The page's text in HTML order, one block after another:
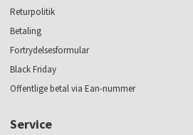
Returpolitik
Betaling
Fortrydelsesformular
Black Friday
Offentlige betal via Ean-nummer
Service